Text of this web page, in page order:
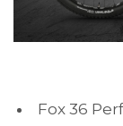
Fox 36